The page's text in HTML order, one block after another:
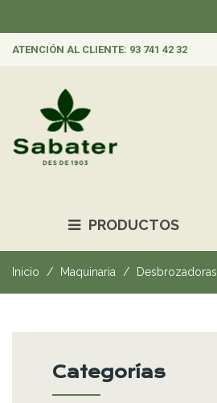
ATENCIÓN AL CLIENTE: 93 741 42 32
PRODUCTOS
Inicio Maquinaria Desbrozadoras
Categorías